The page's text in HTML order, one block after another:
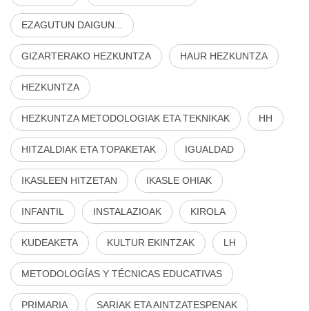
EZAGUTUN DAIGUN...
GIZARTERAKO HEZKUNTZA HAUR HEZKUNTZA
HEZKUNTZA
HEZKUNTZA METODOLOGIAK ETA TEKNIKAK HH
HITZALDIAK ETA TOPAKETAK IGUALDAD
IKASLEEN HITZETAN IKASLE OHIAK
INFANTIL INSTALAZIOAK KIROLA
KUDEAKETA KULTUR EKINTZAK LH
METODOLOGÍAS Y TÉCNICAS EDUCATIVAS
PRIMARIA SARIAK ETA AINTZATESPENAK